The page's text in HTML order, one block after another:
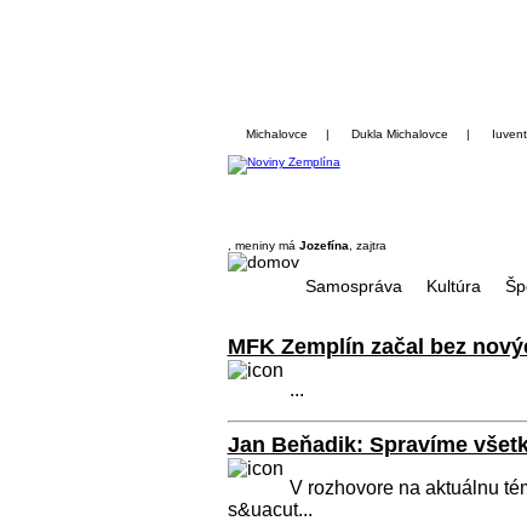
Michalovce | Dukla Michalovce |
, meniny má Jozefína , zajtra
Samospráva Kultúra
MFK Zemplín začal bez
...
Jan Beňadik: Spravíme
V rozhovore na aktuálnu
s&uacut...